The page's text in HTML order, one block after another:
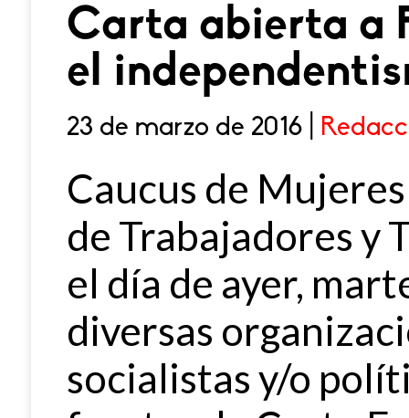
Carta abierta a
el
23 de marzo de 2016 |
Caucus de
de Trabajadores y
el día de ayer,
diversas
socialistas y/o